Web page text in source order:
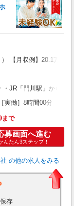
【月収例】20.1万円
JR「門川駅」から
実働］8時間00分 【就
まで
募画面へ進む
んたん3ステップ！
の他の求人をみる
存